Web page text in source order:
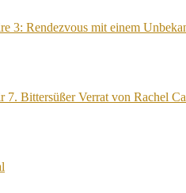
3: Rendezvous mit einem
7. Bittersüßer Verrat von Rachel